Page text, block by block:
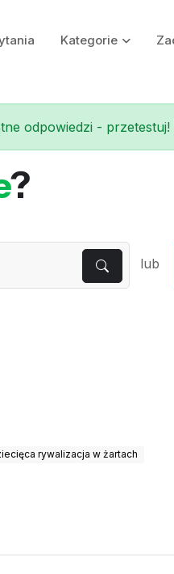
Kategorie
odpowiedzi - przetestuj!
?
lub
rywalizacja w żartach